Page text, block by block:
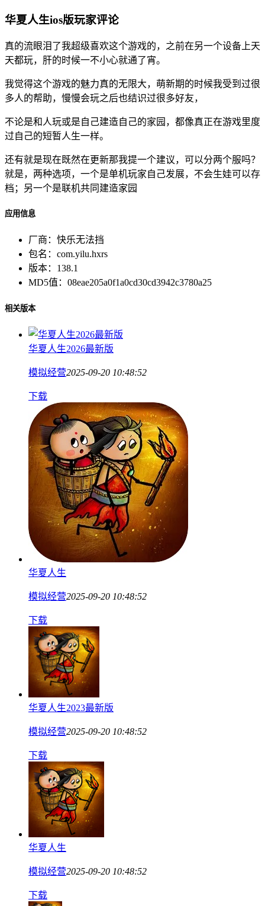
华夏人生ios版玩家评论
真的流眼泪了我超级喜欢这个游戏的，之前在另一个设备上天
天都玩，肝的时候一不小心就通了宵。
我觉得这个游戏的魅力真的无限大，萌新期的时候我受到过很
多人的帮助，慢慢会玩之后也结识过很多好友，
不论是和人玩或是自己建造自己的家园，都像真正在游戏里度
过自己的短暂人生一样。
还有就是现在既然在更新那我提一个建议，可以分两个服吗？
就是，两种选项，一个是单机玩家自己发展，不会生娃可以存
档；另一个是联机共同建造家园
应用信息
厂商： 快乐无法挡
包名： com.yilu.hxrs
版本： 138.1
MD5值： 08eae205a0f1a0cd30cd3942c3780a25
相关版本
华夏人生2026最新版
模拟经营2025-09-20 10:48:52
下载
华夏人生
模拟经营2025-09-20 10:48:52
下载
华夏人生2023最新版
模拟经营2025-09-20 10:48:52
下载
华夏人生
模拟经营2025-09-20 10:48:52
下载